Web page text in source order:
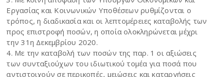
Εργασίας και Κοινωνικών Υποθέσεων ρυθμίζονται ο
τρόπος, η διαδικασία και οι λεπτομέρειες καταβολής των
προς επιστροφή ποσών, η οποία ολοκληρώνεται μέχρι
την 31η Δεκεμβρίου 2020.
4. Με την καταβολή των ποσών της παρ. 1 οι αξιώσεις
των συνταξιούχων του ιδιωτικού τομέα για ποσά που
αντιστοιχούν σε περικοπές, μειώσεις και καταργήσεις